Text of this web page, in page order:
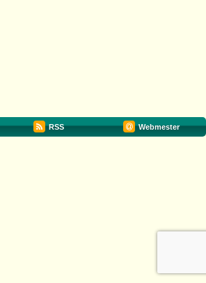
RSS Webmester